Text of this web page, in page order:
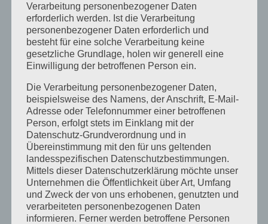
Juli 2016
November 2015
September 2015
August 2015
Juli 2015
Mai 2015
April 2015
August 2014
Juli 2014
Juni 2014
Januar 2014
Verarbeitung personenbezogener Daten
erforderlich werden. Ist die Verarbeitung
personenbezogener Daten erforderlich und
besteht für eine solche Verarbeitung keine
gesetzliche Grundlage, holen wir generell eine
Einwilligung der betroffenen Person ein.
Die Verarbeitung personenbezogener Daten,
beispielsweise des Namens, der Anschrift, E-Mail-
Adresse oder Telefonnummer einer betroffenen
Person, erfolgt stets im Einklang mit der
Datenschutz-Grundverordnung und in
Übereinstimmung mit den für uns geltenden
landesspezifischen Datenschutzbestimmungen.
Mittels dieser Datenschutzerklärung möchte unser
Unternehmen die Öffentlichkeit über Art, Umfang
und Zweck der von uns erhobenen, genutzten und
verarbeiteten personenbezogenen Daten
informieren. Ferner werden betroffene Personen